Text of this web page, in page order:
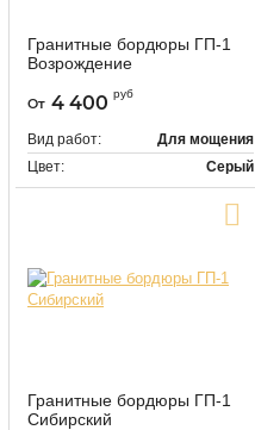
Гранитные бордюры ГП-1
Возрождение
От 4 400 руб
Вид работ:
Для мощения
Цвет:
Серый
Гранитные бордюры ГП-1
Сибирский